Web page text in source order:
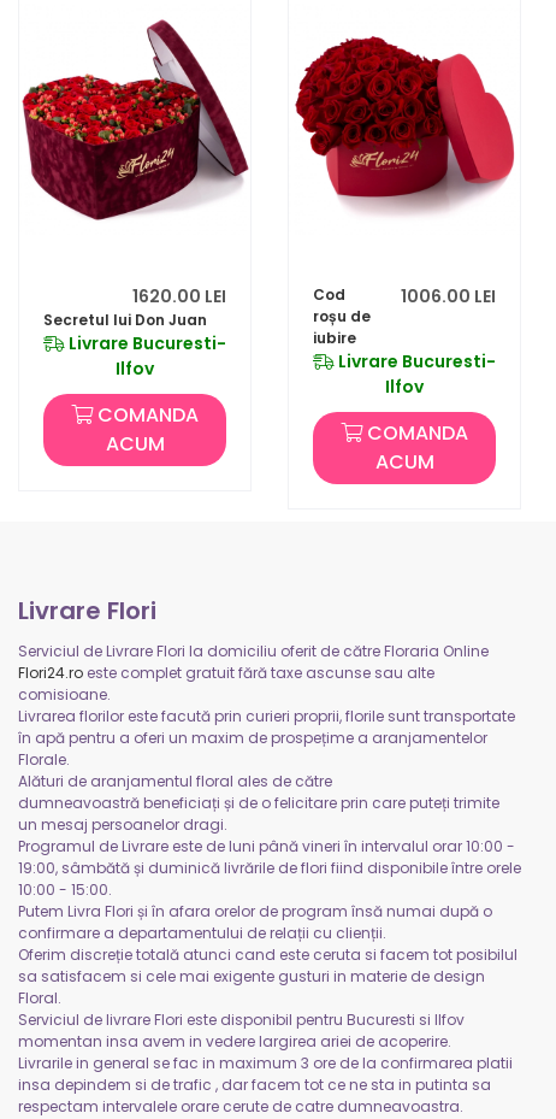
1620.00 LEI
Secretul lui Don Juan
Livrare Bucuresti-
Ilfov
COMANDA
ACUM
1006.00 LEI
Cod
roșu de
iubire
Livrare Bucuresti-
Ilfov
COMANDA
ACUM
Livrare Flori
Serviciul de Livrare Flori la domiciliu oferit de către Floraria Online
Flori24.ro este complet gratuit fără taxe ascunse sau alte
comisioane.
Livrarea florilor este facută prin curieri proprii, florile sunt transportate
în apă pentru a oferi un maxim de prospețime a aranjamentelor
Florale.
Alături de aranjamentul floral ales de către
dumneavoastră beneficiați și de o felicitare prin care puteți trimite
un mesaj persoanelor dragi.
Programul de Livrare este de luni până vineri în intervalul orar 10:00 -
19:00, sâmbătă și duminică livrările de flori fiind disponibile între orele
10:00 - 15:00.
Putem Livra Flori și în afara orelor de program însă numai după o
confirmare a departamentului de relații cu clienții.
Oferim discreție totală atunci cand este ceruta si facem tot posibilul
sa satisfacem si cele mai exigente gusturi in materie de design
Floral.
Serviciul de livrare Flori este disponibil pentru Bucuresti si Ilfov
momentan insa avem in vedere largirea ariei de acoperire.
Livrarile in general se fac in maximum 3 ore de la confirmarea platii
insa depindem si de trafic , dar facem tot ce ne sta in putinta sa
respectam intervalele orare cerute de catre dumneavoastra.